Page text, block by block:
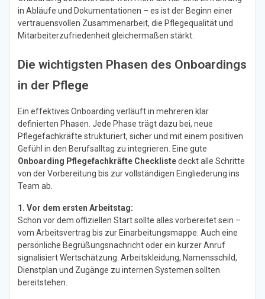
in Abläufe und Dokumentationen – es ist der Beginn einer
vertrauensvollen Zusammenarbeit, die Pflegequalität und
Mitarbeiterzufriedenheit gleichermaßen stärkt.
Die wichtigsten Phasen des Onboardings
in der Pflege
Ein effektives Onboarding verläuft in mehreren klar
definierten Phasen. Jede Phase trägt dazu bei, neue
Pflegefachkräfte strukturiert, sicher und mit einem positiven
Gefühl in den Berufsalltag zu integrieren. Eine gute
Onboarding Pflegefachkräfte Checklistedeckt alle Schritte
von der Vorbereitung bis zur vollständigen Eingliederung ins
Team ab.
1. Vor dem ersten Arbeitstag:
Schon vor dem offiziellen Start sollte alles vorbereitet sein –
vom Arbeitsvertrag bis zur Einarbeitungsmappe. Auch eine
persönliche Begrüßungsnachricht oder ein kurzer Anruf
signalisiert Wertschätzung. Arbeitskleidung, Namensschild,
Dienstplan und Zugänge zu internen Systemen sollten
bereitstehen.